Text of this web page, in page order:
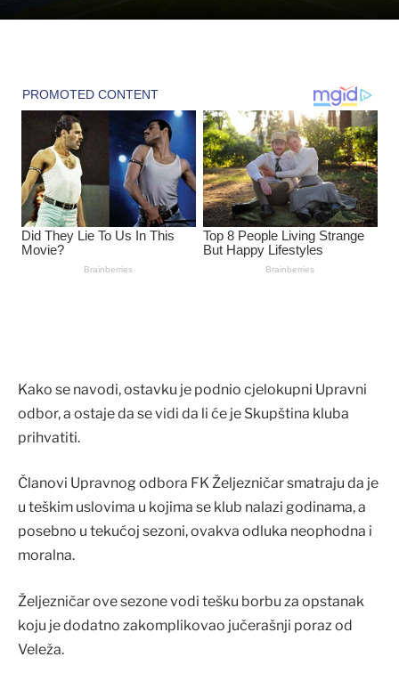
Kako se navodi, ostavku je podnio cjelokupni Upravni
odbor, a ostaje da se vidi da li će je Skupština kluba
prihvatiti.
Članovi Upravnog odbora FK Željezničar smatraju da je
u teškim uslovima u kojima se klub nalazi godinama, a
posebno u tekućoj sezoni, ovakva odluka neophodna i
moralna.
Željezničar ove sezone vodi tešku borbu za opstanak
koju je dodatno zakomplikovao jučerašnji poraz od
Veleža.